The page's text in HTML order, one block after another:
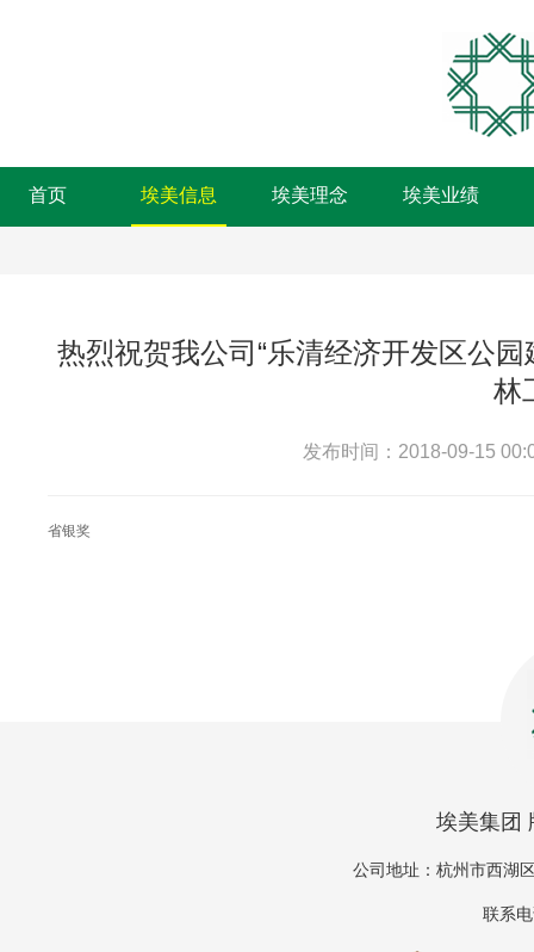
首页 埃美信息 埃美理念 埃美业绩
热烈祝贺我公司“乐清经济开发区公
林
发布时间：2018-09-15
省银奖
埃美集团
公司地址：杭州市西湖
联系